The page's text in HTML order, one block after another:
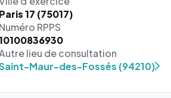
Paris 17 (75017)
Numéro RPPS
lieu de consultation
Maur-des-Fossés (94210)